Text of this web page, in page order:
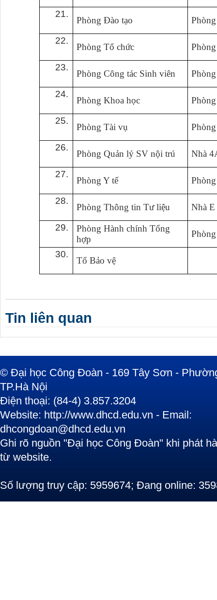
21.
Phòng Đào tạo
22.
Phòng Tổ chức
23.
Phòng Công tác Sinh viên
24.
Phòng Khoa học
25.
Phòng Tài vụ
26.
Phòng Quản lý SV nội trú
Nhà
27.
Phòng Y tế
28.
Phòng Thông tin Tư liệu
Nhà E
29.
Phòng Hành chính Tổng
hợp
30.
Tổ Bảo vệ
Tin liên quan
© Đại học Công Đoàn - 169 Tây Sơn -
TP.Hà Nội
Điện thoại: (84-4) 3.857.3204
Website: http://www.dhcd.edu.vn - Email:
dhcongdoan@dhcd.edu.vn
Ghi rõ nguồn "Đại học Công Đoàn" khi phát
từ website.
Số lượng truy cập: 5959674; Đang online: